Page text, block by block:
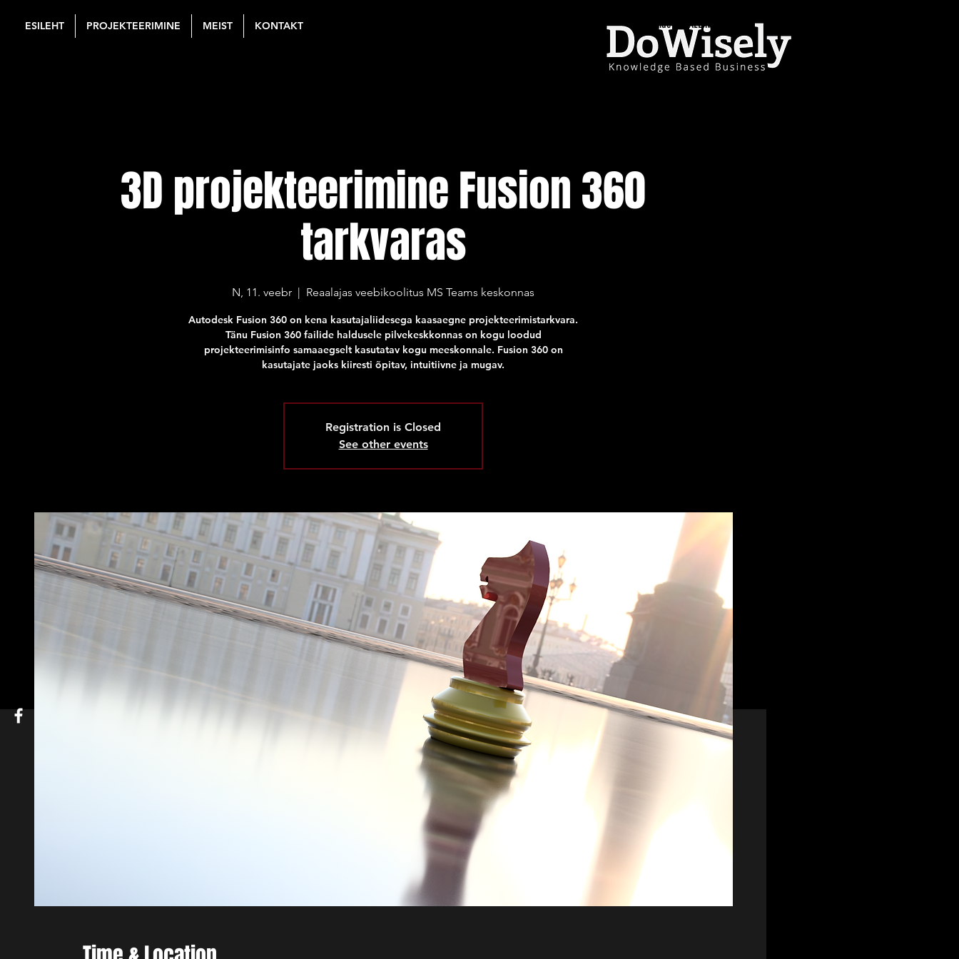
ESILEHT PROJEKTEERIMINE MEIST KONTAKT Paide 7, TALLINN, 11312
3D projekteerimine Fusion 360
tarkvaras
N, 11. veebr
  |
Reaalajas veebikoolitus MS Teams keskonnas
Autodesk Fusion 360 on kena kasutajaliidesega kaasaegne projekteerimistarkvara.
Tänu Fusion 360 failide haldusele pilvekeskkonnas on kogu loodud
projekteerimisinfo samaaegselt kasutatav kogu meeskonnale. Fusion 360 on
kasutajate jaoks kiiresti õpitav, intuitiivne ja mugav.
Registration is Closed
See other events